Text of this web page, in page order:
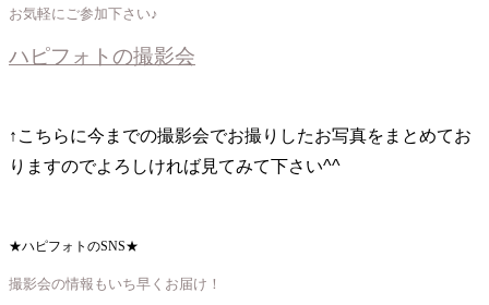
お気軽にご参加下さい♪
ハピフォトの撮影会
↑こちらに今までの撮影会でお撮りしたお写真をまとめてお
りますのでよろしければ見てみて下さい^^
★ハピフォトのSNS★
撮影会の情報もいち早くお届け！